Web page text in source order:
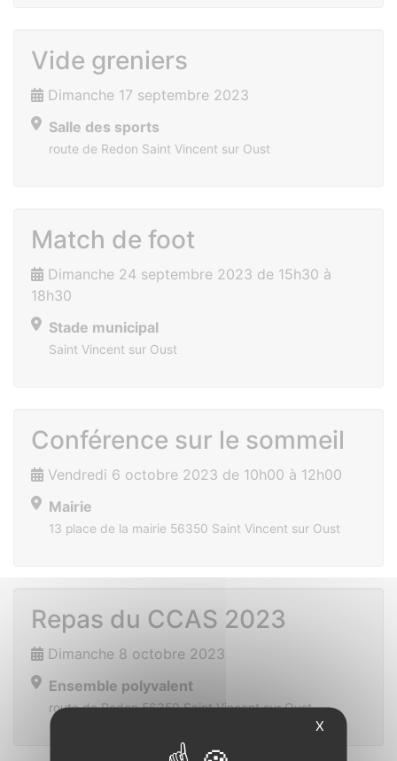
Vide greniers
Dimanche 17 septembre 2023
Salle des sports
route de Redon Saint Vincent sur Oust
Match de foot
Dimanche 24 septembre 2023 de 15h30 à
18h30
Stade municipal
Saint Vincent sur Oust
Conférence sur le sommeil
Vendredi 6 octobre 2023 de 10h00 à 12h00
Mairie
13 place de la mairie 56350 Saint Vincent sur Oust
Repas du CCAS 2023
Dimanche 8 octobre 2023
Ensemble polyvalent
route de Redon 56350 Saint Vincent sur Oust
X